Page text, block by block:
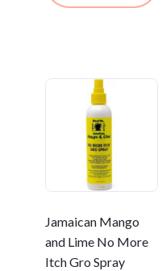
Jamaican Mango
and Lime No More
Itch Gro Spray